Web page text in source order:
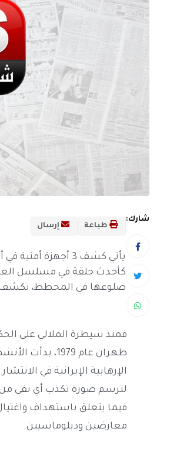
شارك:
طباعة إرسال
يأتي كشف 3 أجهزة
كأحدث حلقة في مسلسل
ضلوعها في المخطط، تكشف
فمنذ سيطرة الملالي على
طهران عام 1979، بدأت
الإرهابية الإيرانية في الانتشار
لترسم صورة تكذب أي نفي من
فيما يتعلق باستهداف
معارضين ودبلوماسيين.